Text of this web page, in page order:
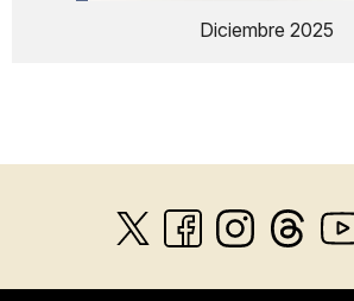
Diciembre 2025